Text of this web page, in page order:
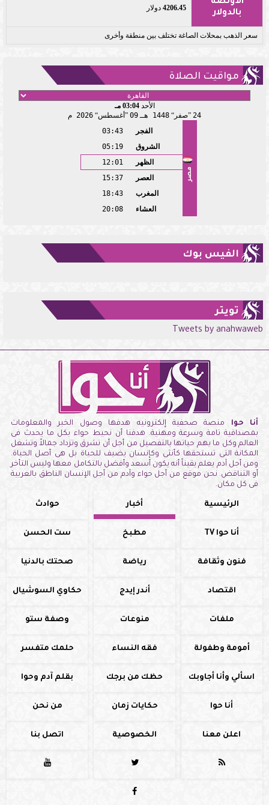
الأونصة
بالدولار
4206.45 دولار
سعر الذهب بمحلات الصاغة تختلف بين منطقة وأخرى
مواقيت الصلاة
الأحد03:04 مـ
24 صفر 1448 هـ 09 أغسطس 2026 م
مصر
الفجر
03:43
الشروق
05:19
الظهر
12:01
العصر
15:37
المغرب
18:43
العشاء
20:08
الفيس بوك
تويتر
Tweets by anahwaweb
أنا حوا منصة صحفية إلكترونيه هدفها وصول الخبر والمعلومات
بمصداقية تامة وسرعة ومهنية. هدفنا أن نحيط حواء بكل ما يحدث فى
العالم وكل ما يهم حياتها بالتفصيل من أجل أن تشرق وتزداد جمالاً وتشغل
المكانة التى تستحقها كأنثى وكإنسان يضيف للحياة بل هى أصل الحياة.
ومن أجل آدم يعلم يقيناً أنه يكون أسعد وأفضل بالتكامل معها وليس التأخر
أو التناقض. نحن موقع من أجل حواء وآدم من أجل الإنسان الناطق بالعربية
فى كل مكان.
الرئيسية أخبار حوادث
أنا حوا TV مطبخ ست الحسن
فنون وثقافة رياضة صحتك بالدنيا
اقتصاد أندر إيدج حكاوي السوشيال
ملفات منوعات وصفة ستو
أمومة وطفولة فقه النساء حلمك متفسر
اسألي وأنا أجاوبك حظك من برجك بقلم آدم وحوا
أنا حوا حكايات زمان من نحن
اعلن معنا الخصوصية اتصل بنا



